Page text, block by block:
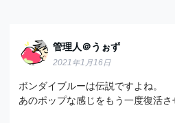
管理人＠うぉず
2021年1月16日
ボンダイブルーは伝説ですよね。
あのポップな感じをもう一度復活さ